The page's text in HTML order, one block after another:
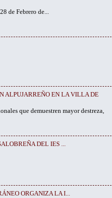
de Febrero de...
ALPUJARREÑO EN LA VILLA DE
que demuestren mayor destreza,
DEL IES ...
ORGANIZA LA I...